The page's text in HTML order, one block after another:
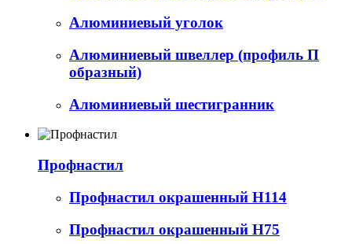
Алюминиевый уголок
Алюминиевый швеллер (профиль П
образный)
Алюминиевый шестигранник
Профнастил
Профнастил окрашенный Н114
Профнастил окрашенный Н75